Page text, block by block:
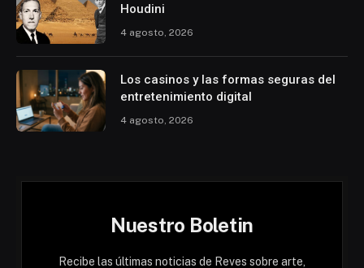
Houdini
4 agosto, 2026
Los casinos y las formas seguras del
entretenimiento digital
4 agosto, 2026
Nuestro Boletin
Recibe las últimas noticias de Reves sobre arte,